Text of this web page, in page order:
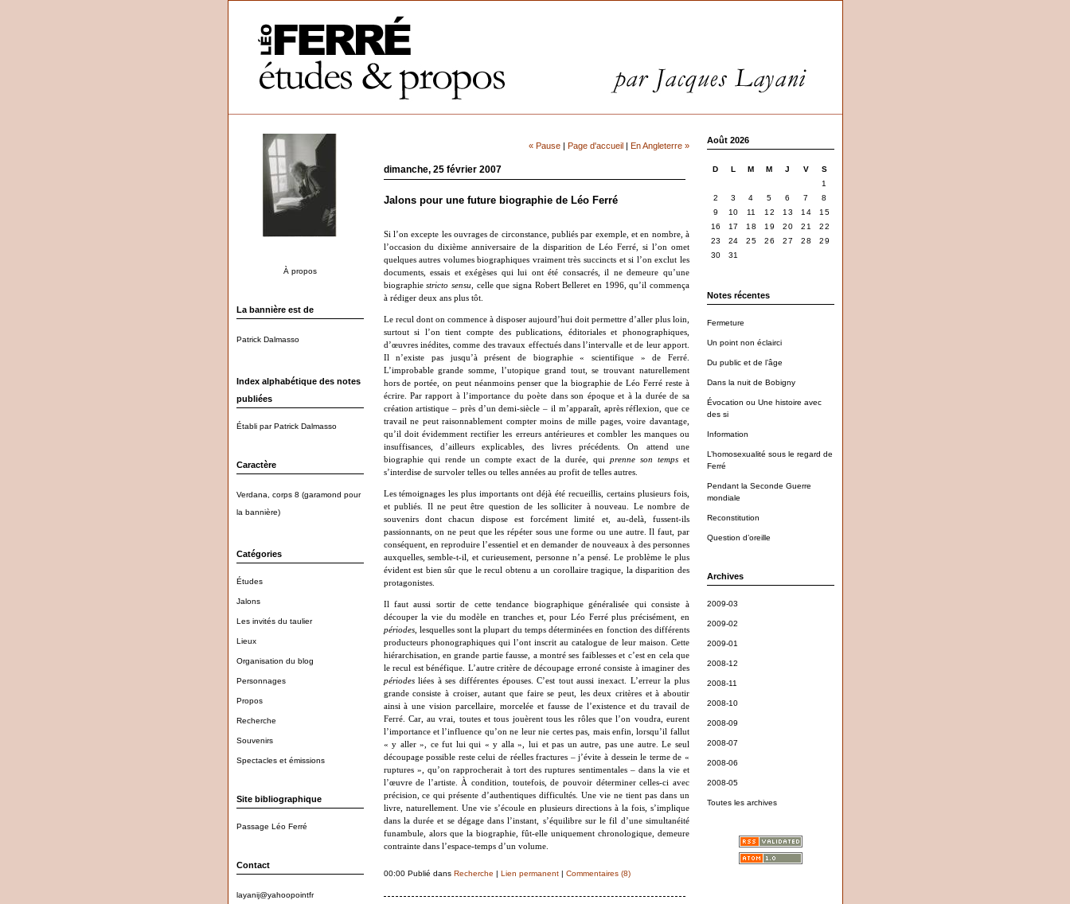
À propos
La bannière est de
Patrick Dalmasso
Index alphabétique des notes
publiées
Établi par Patrick Dalmasso
Caractère
Verdana, corps 8 (garamond pour
la bannière)
Catégories
Études
Jalons
Les invités du taulier
Lieux
Organisation du blog
Personnages
Propos
Recherche
Souvenirs
Spectacles et émissions
Site bibliographique
Passage Léo Ferré
Contact
layanij@yahoopointfr
Août 2026
D L M M J V
S
1
2
3 4 5 6 7
8
9
10 11 12 13 14
15
16
17 18 19 20 21
22
23
24 25 26 27 28
29
30
31
Notes récentes
Fermeture
Un point non éclairci
Du public et de l’âge
Dans la nuit de Bobigny
Évocation ou Une histoire avec
des si
Information
L’homosexualité sous le regard de
Ferré
Pendant la Seconde Guerre
mondiale
Reconstitution
Question d’oreille
Archives
2009-03
2009-02
2009-01
2008-12
2008-11
2008-10
2008-09
2008-07
2008-06
2008-05
Toutes les archives
« Pause| Page d'accueil| En Angleterre »
dimanche, 25 février 2007
Jalons pour une future biographie de Léo Ferré
Si l’on excepte les ouvrages de circonstance, publiés par exemple, et en nombre, à
l’occasion du dixième anniversaire de la disparition de Léo Ferré, si l’on omet
quelques autres volumes biographiques vraiment très succincts et si l’on exclut les
documents, essais et exégèses qui lui ont été consacrés, il ne demeure qu’une
biographiestricto sensu , celle que signa Robert Belleret en 1996, qu’il commença
à rédiger deux ans plus tôt.
Le recul dont on commence à disposer aujourd’hui doit permettre d’aller plus loin,
surtout si l’on tient compte des publications, éditoriales et phonographiques,
d’œuvres inédites, comme des travaux effectués dans l’intervalle et de leur apport.
Il n’existe pas jusqu’à présent de biographie « scientifique » de Ferré.
L’improbable grande somme, l’utopique grand tout, se trouvant naturellement
hors de portée, on peut néanmoins penser que la biographie de Léo Ferré reste à
écrire. Par rapport à l’importance du poète dans son époque et à la durée de sa
création artistique – près d’un demi-siècle – il m’apparaît, après réflexion, que ce
travail ne peut raisonnablement compter moins de mille pages, voire davantage,
qu’il doit évidemment rectifier les erreurs antérieures et combler les manques ou
insuffisances, d’ailleurs explicables, des livres précédents. On attend une
biographie qui rende un compte exact de la durée, qui prenne son tempset
s’interdise de survoler telles ou telles années au profit de telles autres.
Les témoignages les plus importants ont déjà été recueillis, certains plusieurs fois,
et publiés. Il ne peut être question de les solliciter à nouveau. Le nombre de
souvenirs dont chacun dispose est forcément limité et, au-delà, fussent-ils
passionnants, on ne peut que les répéter sous une forme ou une autre. Il faut, par
conséquent, en reproduire l’essentiel et en demander de nouveaux à des personnes
auxquelles, semble-t-il, et curieusement, personne n’a pensé. Le problème le plus
évident est bien sûr que le recul obtenu a un corollaire tragique, la disparition des
protagonistes.
Il faut aussi sortir de cette tendance biographique généralisée qui consiste à
découper la vie du modèle en tranches et, pour Léo Ferré plus précisément, en
périodes, lesquelles sont la plupart du temps déterminées en fonction des différents
producteurs phonographiques qui l’ont inscrit au catalogue de leur maison. Cette
hiérarchisation, en grande partie fausse, a montré ses faiblesses et c’est en cela que
le recul est bénéfique. L’autre critère de découpage erroné consiste à imaginer des
périodesliées à ses différentes épouses. C’est tout aussi inexact. L’erreur la plus
grande consiste à croiser, autant que faire se peut, les deux critères et à aboutir
ainsi à une vision parcellaire, morcelée et fausse de l’existence et du travail de
Ferré. Car, au vrai, toutes et tous jouèrent tous les rôles que l’on voudra, eurent
l’importance et l’influence qu’on ne leur nie certes pas, mais enfin, lorsqu’il fallut
« y aller », ce fut lui qui « y alla », lui et pas un autre, pas une autre. Le seul
découpage possible reste celui de réelles fractures – j’évite à dessein le terme de «
ruptures », qu’on rapprocherait à tort des ruptures sentimentales – dans la vie et
l’œuvre de l’artiste. À condition, toutefois, de pouvoir déterminer celles-ci avec
précision, ce qui présente d’authentiques difficultés. Une vie ne tient pas dans un
livre, naturellement. Une vie s’écoule en plusieurs directions à la fois, s’implique
dans la durée et se dégage dans l’instant, s’équilibre sur le fil d’une simultanéité
funambule, alors que la biographie, fût-elle uniquement chronologique, demeure
contrainte dans l’espace-temps d’un volume.
00:00 Publié dans Recherche | Lien permanent| Commentaires (8)